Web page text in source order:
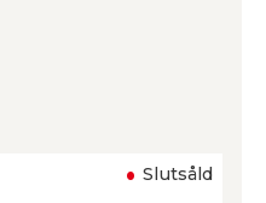
Slutsåld